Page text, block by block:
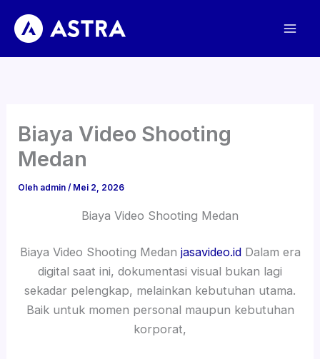
konten
Biaya Video Shooting
Medan
Oleh admin/ Mei 2, 2026
Biaya Video Shooting Medan
Biaya Video Shooting Medan jasavideo.idDalam era
digital saat ini, dokumentasi visual bukan lagi
sekadar pelengkap, melainkan kebutuhan utama.
Baik untuk momen personal maupun kebutuhan
korporat,